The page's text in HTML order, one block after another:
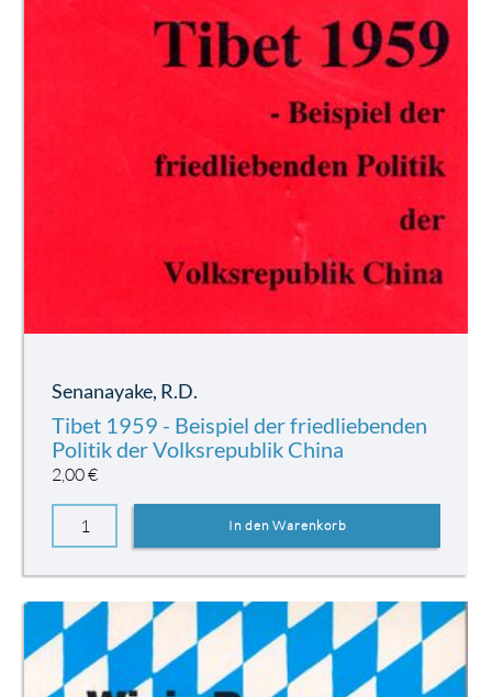
Senanayake, R.D.
Tibet 1959 - Beispiel der friedliebenden
Politik der Volksrepublik China
2,00€